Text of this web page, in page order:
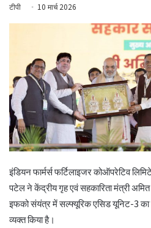
टीपी 10 मार्च 2026
इंडियन फार्मर्स फर्टिलाइजर कोऑपरेटिव
पटेल ने केंद्रीय गृह एवं सहकारिता मंत्री अमित
इफको संयंत्र में सल्फ्यूरिक एसिड यूनिट-3
व्यक्त किया है।